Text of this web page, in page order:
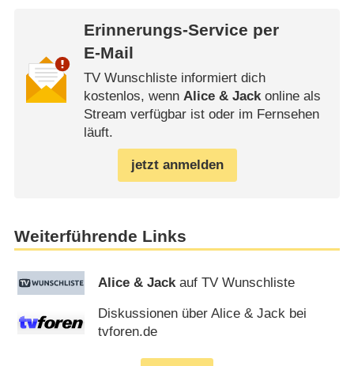
Erinnerungs-Service per
E-Mail
TV Wunschliste informiert dich
kostenlos, wenn Alice & Jackonline als
Stream verfügbar ist oder im Fernsehen
läuft.
jetzt anmelden
Weiterführende Links
Alice & Jackauf TV Wunschliste
Diskussionen über Alice & Jack bei
tvforen.de